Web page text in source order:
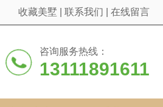
收藏美墅 联系我们 在线留言
咨询服务热线：
13111891611